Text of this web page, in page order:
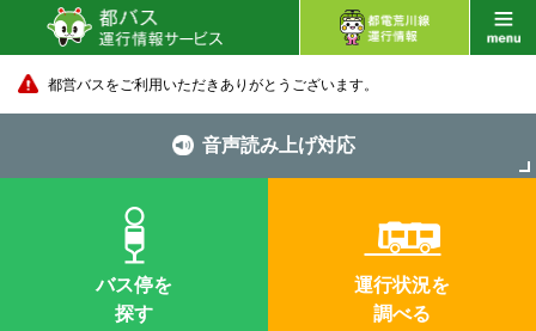
都営バスをご利用いただきありがとうございます。
音声読み上げ対応
バス停を
探す
運行状況を
調べる